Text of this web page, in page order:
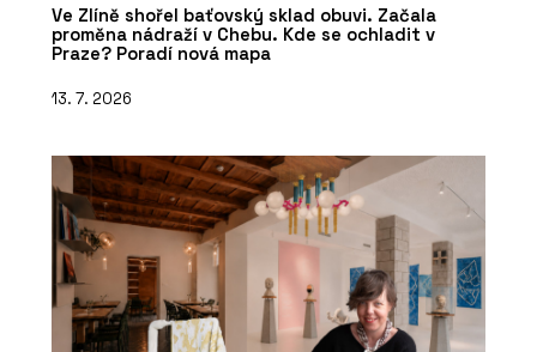
Ve Zlíně shořel baťovský sklad obuvi. Začala
proměna nádraží v Chebu. Kde se ochladit v
Praze? Poradí nová mapa
13. 7. 2026